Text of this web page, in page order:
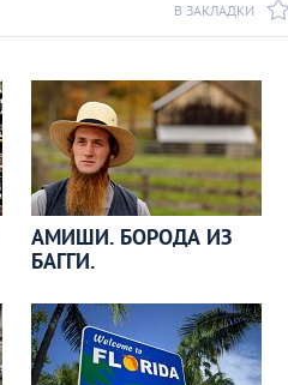
В ЗАКЛАДКИ
АМИШИ. БОРОДА ИЗ
БАГГИ.